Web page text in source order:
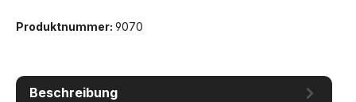
Produktnummer: 9070
Beschreibung